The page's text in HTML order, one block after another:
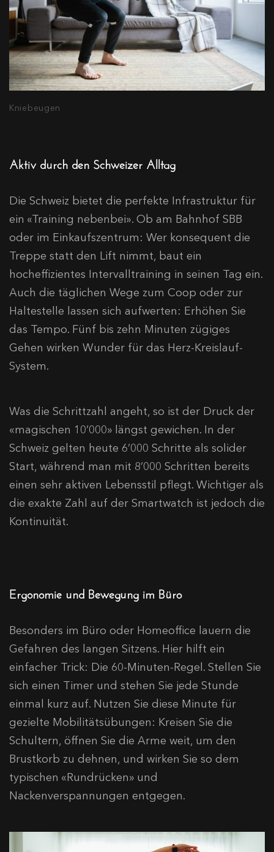
Kniebeugen
Aktiv durch den Schweizer Alltag
Die Schweiz bietet die perfekte Infrastruktur für
ein «Training nebenbei». Ob am Bahnhof SBB
oder im Einkaufszentrum: Wer konsequent die
Treppe statt den Lift nimmt, baut ein
hocheffizientes Intervalltraining in seinen Tag ein.
Auch die täglichen Wege zum Coop oder zur
Haltestelle lassen sich aufwerten: Erhöhen Sie
das Tempo. Fünf bis zehn Minuten zügiges
Gehen wirken Wunder für das Herz-Kreislauf-
System.
Was die Schrittzahl angeht, so ist der Druck der
«magischen 10’000» längst gewichen. In der
Schweiz gelten heute 6’000 Schritte als solider
Start, während man mit 8’000 Schritten bereits
einen sehr aktiven Lebensstil pflegt. Wichtiger als
die exakte Zahl auf der Smartwatch ist jedoch die
Kontinuität.
Ergonomie und Bewegung im Büro
Besonders im Büro oder Homeoffice lauern die
Gefahren des langen Sitzens. Hier hilft ein
einfacher Trick: Die 60-Minuten-Regel. Stellen Sie
sich einen Timer und stehen Sie jede Stunde
einmal kurz auf. Nutzen Sie diese Minute für
gezielte Mobilitätsübungen: Kreisen Sie die
Schultern, öffnen Sie die Arme weit, um den
Brustkorb zu dehnen, und wirken Sie so dem
typischen «Rundrücken» und
Nackenverspannungen entgegen.